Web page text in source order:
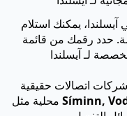
يمكنك استلام
حدد رقمك من قائمة
شركات اتصالات حقيقية
Síminn,